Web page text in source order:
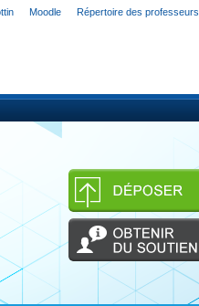
Moodle Répertoire des professeurs